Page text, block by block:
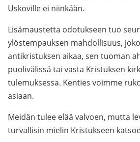
Uskoville ei niinkään.
Lisämaustetta odotukseen tuo
ylöstempauksen mahdollisuus,
antikristuksen aikaa, sen tuoman
puolivälissä tai vasta Kristuksen
tulemuksessa. Kenties voimme
asiaan.
Meidän tulee elää valvoen, mutta
turvallisin mielin Kristukseen